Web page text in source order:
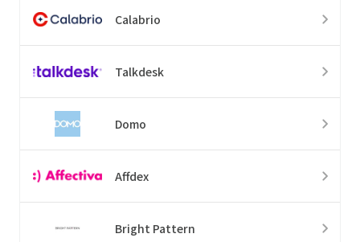
Calabrio
Talkdesk
Domo
Affdex
Bright Pattern